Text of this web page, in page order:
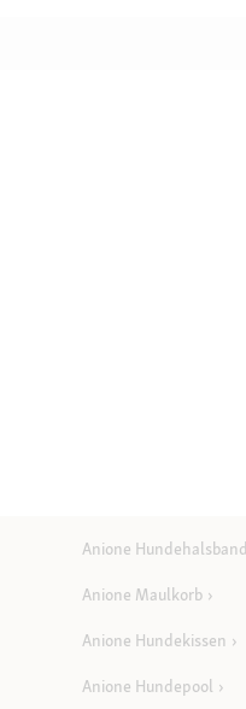
Anione Hundehalsband
Anione Maulkorb
Anione Hundekissen
Anione Hundepool